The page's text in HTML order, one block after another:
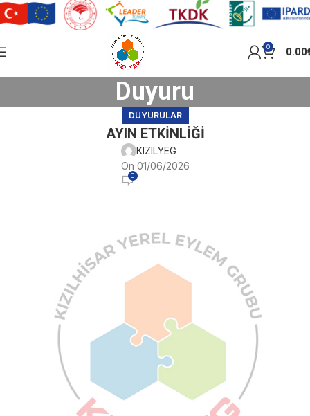
0 0.00
Duyuru
DUYURULAR
AYIN ETKİNLİĞİ
KIZILYEG
On 01/06/2026
0